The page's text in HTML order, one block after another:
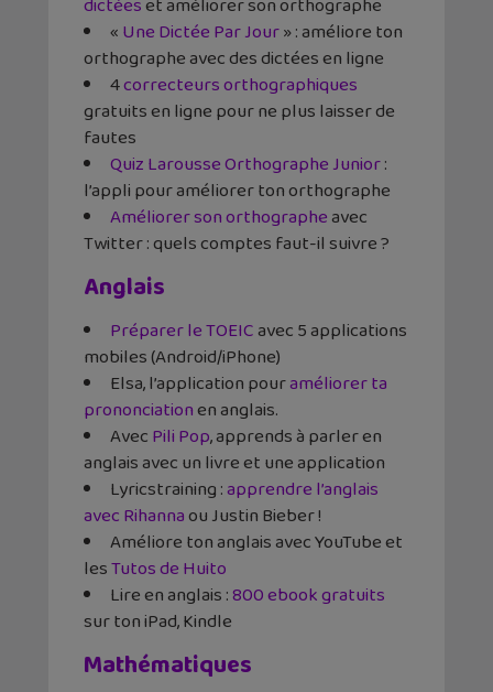
«Une Dictée Par Jour» : améliore ton
orthographe avec des dictées en ligne
4correcteurs orthographiques
gratuits en ligne pour ne plus laisser de
fautes
Quiz Larousse Orthographe Junior:
l’appli pour améliorer ton orthographe
Améliorer son orthographeavec
Twitter : quels comptes faut-il suivre ?
Anglais
Préparer le TOEICavec 5 applications
mobiles (Android/iPhone)
Elsa, l’application pouraméliorer ta
prononciationen anglais.
AvecPili Pop, apprends à parler en
anglais avec un livre et une application
Lyricstraining :apprendre l’anglais
avec Rihannaou Justin Bieber !
Améliore ton anglais avec YouTube et
lesTutos de Huito
Lire en anglais :800 ebook gratuits
sur ton iPad, Kindle
Mathématiques